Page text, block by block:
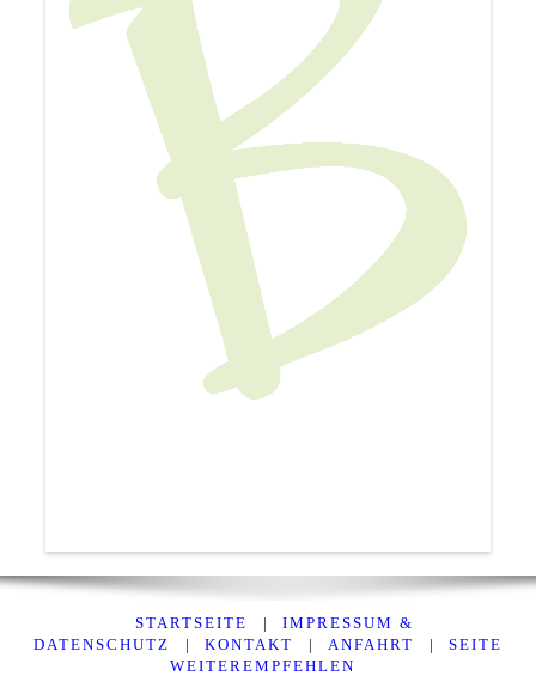
STARTSEITE |
IMPRESSUM &
DATENSCHUTZ
| KONTAKT | ANFAHRT |
SEITE
WEITEREMPFEHLEN